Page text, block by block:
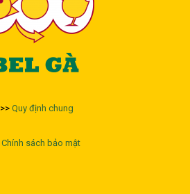
>> Quy định chung
Chính sách bảo mật